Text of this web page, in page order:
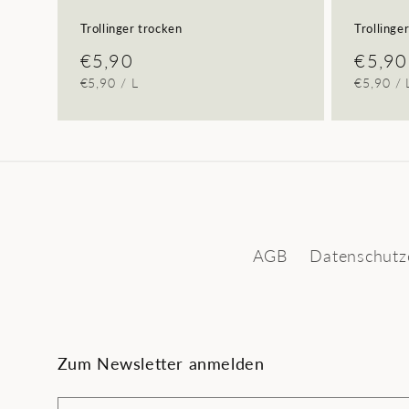
Trollinger trocken
Normaler
Preis
€5,90
GRUNDPREIS
€5,90 / PRO
L
Trollinger
Preis
€5,90
€5,90 / L
AGB
Zum Newsletter anmelden